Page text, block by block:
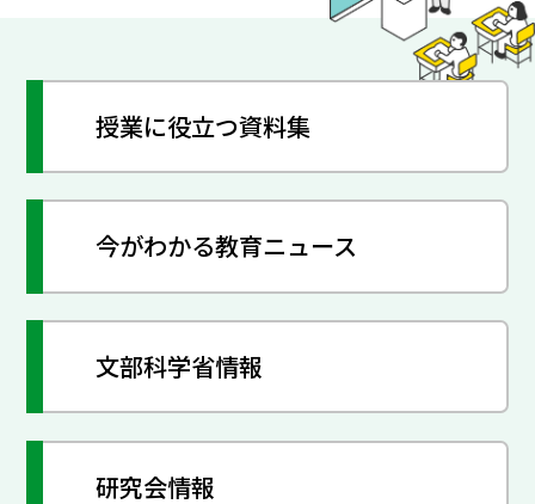
授業に役立つ資料集
今がわかる教育ニュース
文部科学省情報
研究会情報